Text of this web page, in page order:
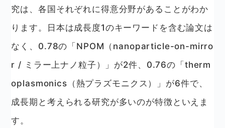
究は、各国それぞれに得意分野があることがわか
ります。日本は成長度1のキーワードを含む論文は
なく、0.78の「NPOM（nanoparticle-on-mirro
r / ミラー上ナノ粒子）」が2件、0.76の「therm
oplasmonics（熱プラズモニクス）」が6件で、
成長期と考えられる研究が多いのが特徴といえま
す。